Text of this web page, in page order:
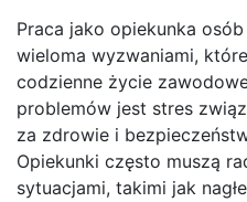
Praca jako opiekunka
wieloma wyzwaniami,
codzienne życie
problemów jest stres
za zdrowie i
Opiekunki często muszą
sytuacjami, takimi jak